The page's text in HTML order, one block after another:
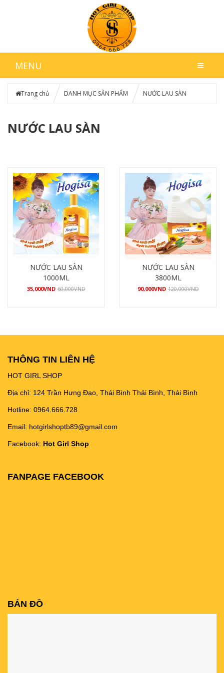
MENU
Trang chủ DANH MỤC SẢN PHẨM NƯỚC LAU SÀN
NƯỚC LAU SÀN
NƯỚC LAU SÀN
1000ML
35,000VND 60,000VND
NƯỚC LAU SÀN
3800ML
90,000VND 120,000VND
THÔNG TIN LIÊN HỆ
HOT GIRL SHOP
Địa chỉ: 124 Trần Hưng Đạo, Thái Bình Thái Bình, Thái Bình
Hotline: 0964.666.728
Email: hotgirlshoptb89@gmail.com
Facebook: Hot Girl Shop
FANPAGE FACEBOOK
BẢN ĐỒ